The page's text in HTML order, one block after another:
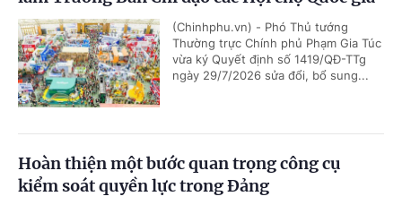
(Chinhphu.vn) - Phó Thủ tướng
Thường trực Chính phủ Phạm Gia Túc
vừa ký Quyết định số 1419/QĐ-TTg
ngày 29/7/2026 sửa đổi, bổ sung...
Hoàn thiện một bước quan trọng công cụ
kiểm soát quyền lực trong Đảng